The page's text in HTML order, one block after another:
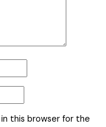
this browser for the